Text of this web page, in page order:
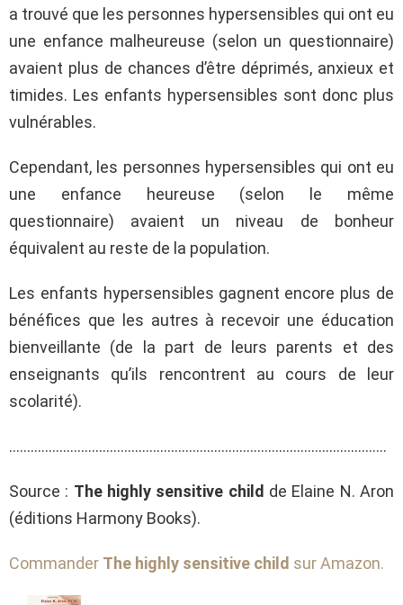
a trouvé que les personnes hypersensibles qui ont eu
une enfance malheureuse (selon un questionnaire)
avaient plus de chances d’être déprimés, anxieux et
timides. Les enfants hypersensibles sont donc plus
vulnérables.
Cependant, les personnes hypersensibles qui ont eu
une enfance heureuse (selon le même
questionnaire) avaient un niveau de bonheur
équivalent au reste de la population.
Les enfants hypersensibles gagnent encore plus de
bénéfices que les autres à recevoir une éducation
bienveillante (de la part de leurs parents et des
enseignants qu’ils rencontrent au cours de leur
scolarité).
……………………………………………………………………………………………
Source : The highly sensitive child de Elaine N. Aron
(éditions Harmony Books).
Commander The highly sensitive child sur Amazon.